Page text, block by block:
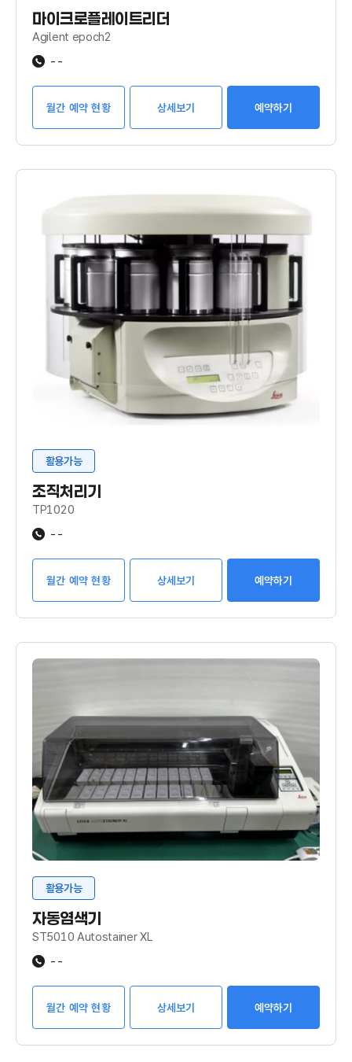
마이크로플레이트리더
Agilent epoch2
--
월간 예약 현황 상세보기 예약하기
활용가능
조직처리기
TP1020
--
월간 예약 현황 상세보기 예약하기
활용가능
자동염색기
ST5010 Autostainer XL
--
월간 예약 현황 상세보기 예약하기